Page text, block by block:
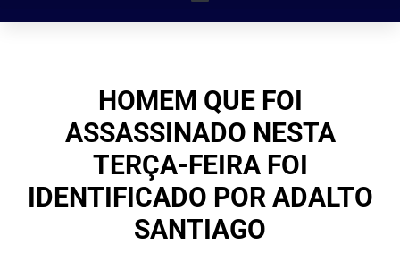
HOMEM QUE FOI
ASSASSINADO NESTA
TERÇA-FEIRA FOI
IDENTIFICADO POR ADALTO
SANTIAGO